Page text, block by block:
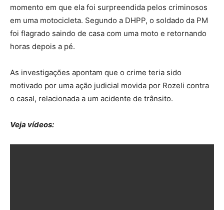
momento em que ela foi surpreendida pelos criminosos
em uma motocicleta. Segundo a DHPP, o soldado da PM
foi flagrado saindo de casa com uma moto e retornando
horas depois a pé.
As investigações apontam que o crime teria sido
motivado por uma ação judicial movida por Rozeli contra
o casal, relacionada a um acidente de trânsito.
Veja vídeos: